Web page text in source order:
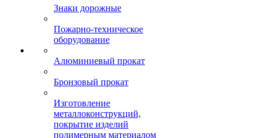
Знаки дорожные
Пожарно-техническое
оборудование
Алюминиевый прокат
Бронзовый прокат
Изготовление
металлоконструкций,
покрытие изделий
полимерным материалом